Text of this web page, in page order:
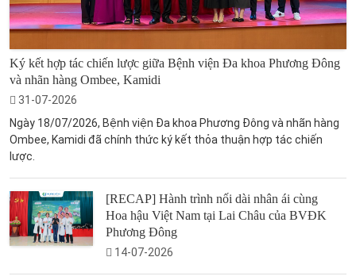
Ký kết hợp tác chiến lược giữa Bệnh viện Đa khoa Phương Đông
và nhãn hàng Ombee, Kamidi
31-07-2026
Ngày 18/07/2026, Bệnh viện Đa khoa Phương Đông và nhãn hàng
Ombee, Kamidi đã chính thức ký kết thỏa thuận hợp tác chiến
lược.
[RECAP] Hành trình nối dài nhân ái cùng
Hoa hậu Việt Nam tại Lai Châu của BVĐK
Phương Đông
14-07-2026